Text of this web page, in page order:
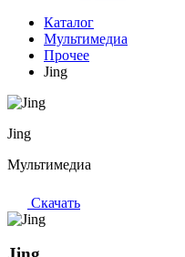
Каталог
Мультимедиа
Прочее
Jing
Jing
Мультимедиа
Скачать